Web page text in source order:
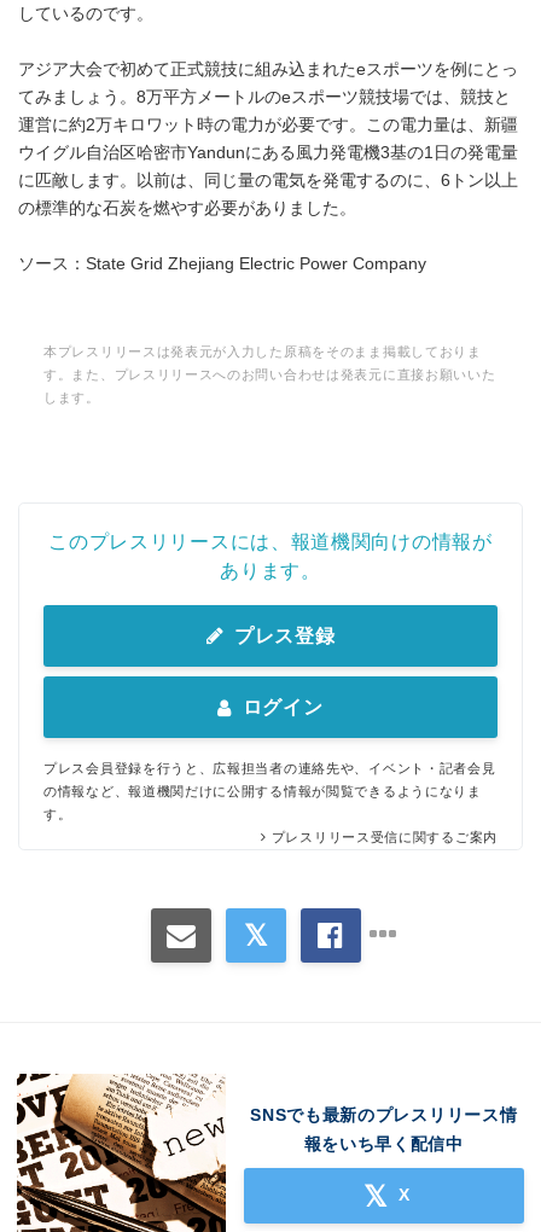
しているのです。
アジア大会で初めて正式競技に組み込まれたeスポーツを例にとっ
てみましょう。8万平方メートルのeスポーツ競技場では、競技と
運営に約2万キロワット時の電力が必要です。この電力量は、新疆
ウイグル自治区哈密市Yandunにある風力発電機3基の1日の発電量
に匹敵します。以前は、同じ量の電気を発電するのに、6トン以上
の標準的な石炭を燃やす必要がありました。
ソース：State Grid Zhejiang Electric Power Company
本プレスリリースは発表元が入力した原稿をそのまま掲載しておりま
す。また、プレスリリースへのお問い合わせは発表元に直接お願いいた
します。
このプレスリリースには、報道機関向けの情報が
あります。
プレス登録
ログイン
プレス会員登録を行うと、広報担当者の連絡先や、イベント・記者会見
の情報など、報道機関だけに公開する情報が閲覧できるようになりま
す。
プレスリリース受信に関するご案内
SNSでも最新のプレスリリース情
報をいち早く配信中
X